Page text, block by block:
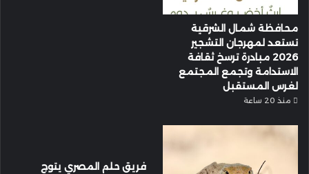
محافظة شمال الشرقية
تستعد لمهرجان التشجير
2026 مبادرة ترسخ ثقافة
الاستدامة وتجمع المجتمع
لغرس المستقبل
منذ 20 ساعة
فريق حلم المصري يتوج